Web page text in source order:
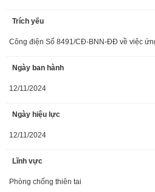
Trích yếu
Công điện Số 8491/CĐ-BNN-ĐĐ về việc
Ngày ban hành
12/11/2024
Ngày hiệu lực
12/11/2024
Lĩnh vực
Phòng chống thiên tai